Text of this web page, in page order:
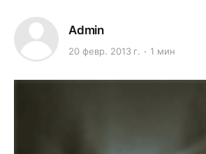
Admin
20 февр. 2013 г. 1 мин